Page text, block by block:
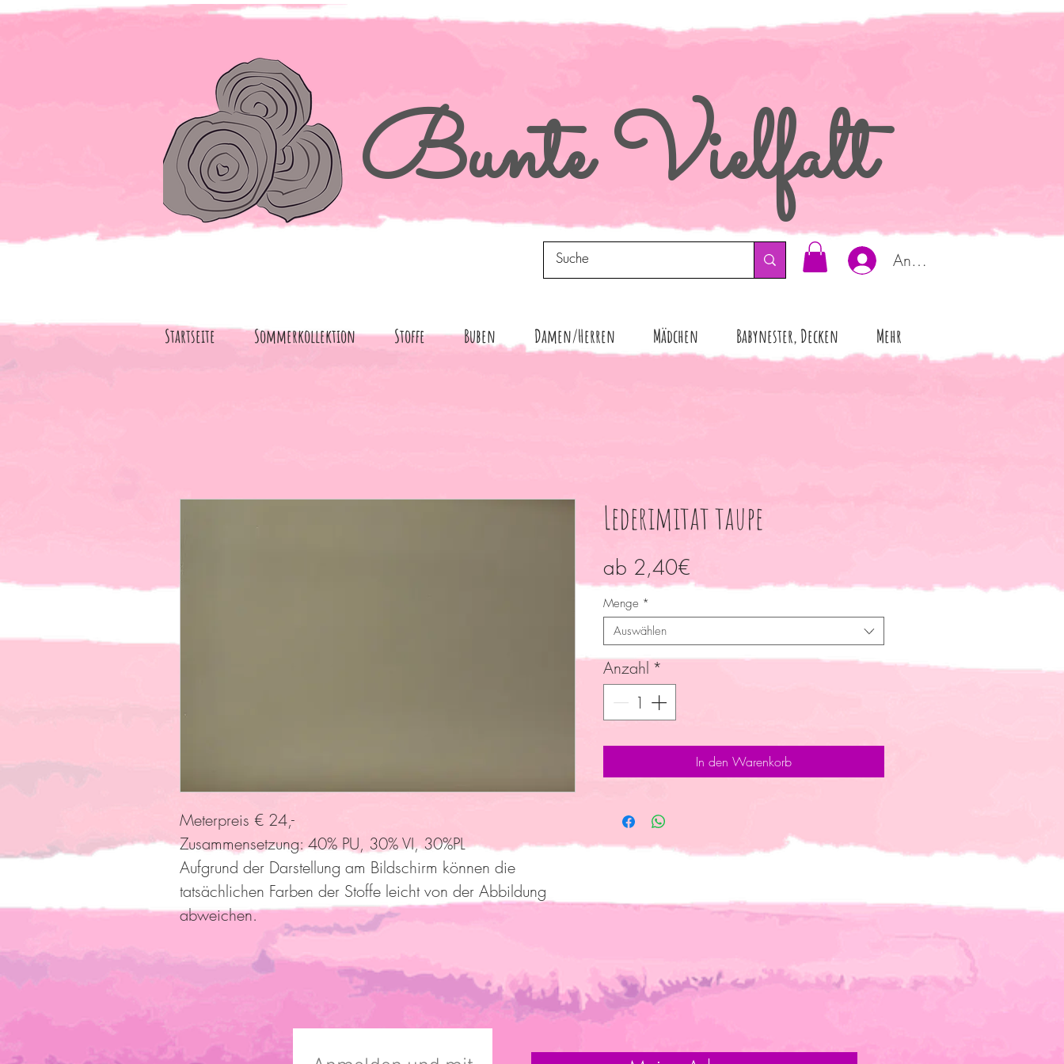
BunteVielfalt
Anmelden
Startseite Sommerkollektion Stoffe Buben Damen/Herren Mädchen Babynester, Decken Mehr
Meterpreis € 24,-
Zusammensetzung: 40% PU, 30% VI, 30%PL
Aufgrund der Darstellung am Bildschirm können die
tatsächlichen Farben der Stoffe leicht von der Abbildung
abweichen.
Lederimitat taupe
ab 2,40€
Preis
Menge *
Auswählen
Anzahl *
In den Warenkorb